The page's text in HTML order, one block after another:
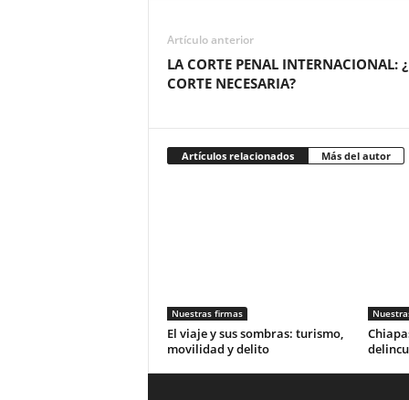
Artículo anterior
LA CORTE PENAL INTERNACIONAL:
CORTE NECESARIA?
Artículos relacionados Más del autor
Nuestras firmas
El viaje y sus sombras: turismo,
movilidad y delito